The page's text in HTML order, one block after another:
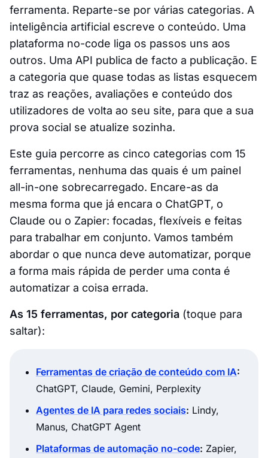
ferramenta. Reparte-se por várias categorias. A
inteligência artificial escreve o conteúdo. Uma
plataforma no-code liga os passos uns aos
outros. Uma API publica de facto a publicação. E
a categoria que quase todas as listas esquecem
traz as reações, avaliações e conteúdo dos
utilizadores de volta ao seu site, para que a sua
prova social se atualize sozinha.
Este guia percorre as cinco categorias com 15
ferramentas, nenhuma das quais é um painel
all-in-one sobrecarregado. Encare-as da
mesma forma que já encara o ChatGPT, o
Claude ou o Zapier: focadas, flexíveis e feitas
para trabalhar em conjunto. Vamos também
abordar o que nunca deve automatizar, porque
a forma mais rápida de perder uma conta é
automatizar a coisa errada.
As 15 ferramentas, por categoria (toque para
saltar):
Ferramentas de criação de conteúdo com IA:
ChatGPT, Claude, Gemini, Perplexity
Agentes de IA para redes sociais: Lindy,
Manus, ChatGPT Agent
Plataformas de automação no-code: Zapier,